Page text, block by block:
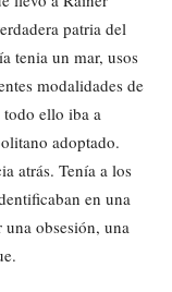
patria del
tenia un mar, usos
modalidades de
todo ello iba a
adoptado.
atrás. Tenía a los
en una
obsesión, una